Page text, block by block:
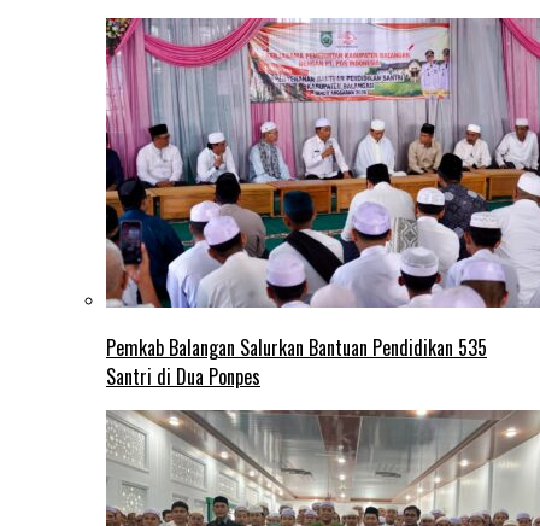
Pemkab Balangan Salurkan Bantuan Pendidikan 535
Santri di Dua Ponpes